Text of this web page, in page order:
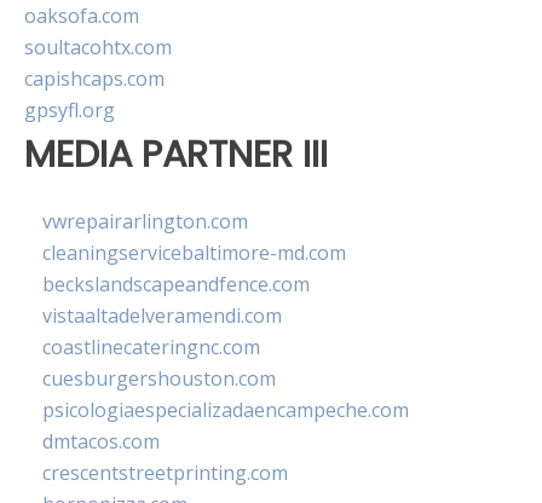
oaksofa.com
soultacohtx.com
capishcaps.com
gpsyfl.org
MEDIA PARTNER III
vwrepairarlington.com
cleaningservicebaltimore-md.com
beckslandscapeandfence.com
vistaaltadelveramendi.com
coastlinecateringnc.com
cuesburgershouston.com
psicologiaespecializadaencampeche.com
dmtacos.com
crescentstreetprinting.com